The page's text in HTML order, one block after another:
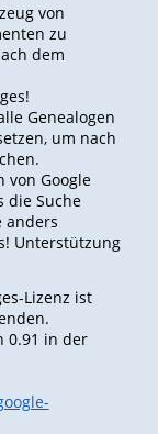
von
zu
dem
Genealogen
um nach
von Google
die Suche
anders
Unterstützung
Lizenz ist
0.91 in der